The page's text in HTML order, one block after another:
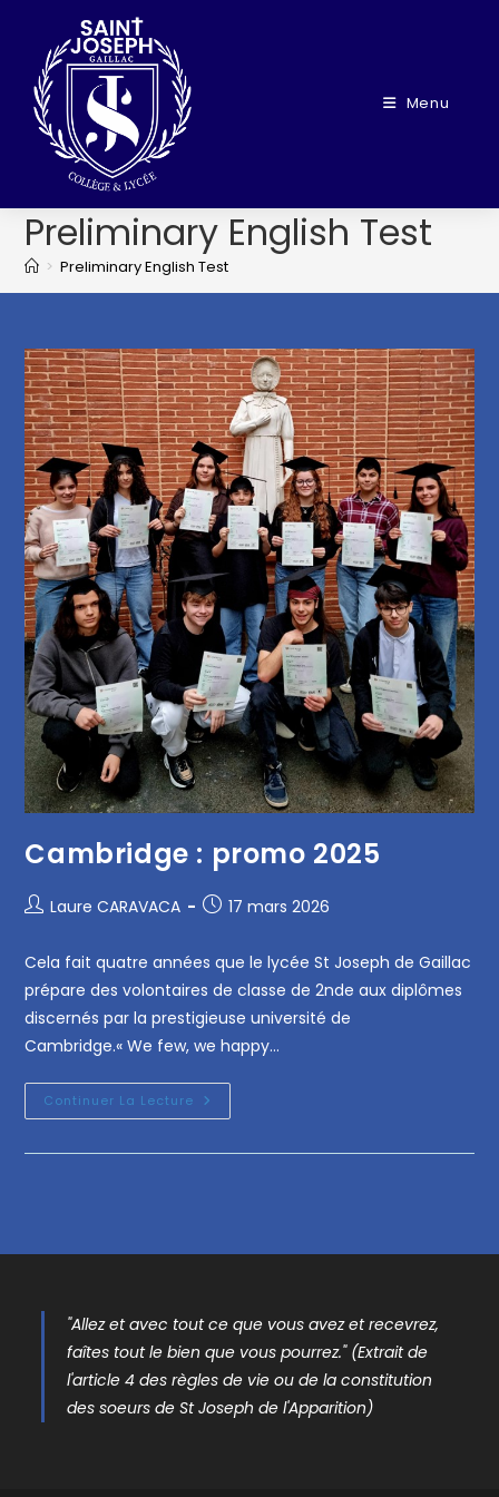
Menu
Preliminary English Test
> Preliminary English Test
Cambridge : promo 2025
Laure CARAVACA 17 mars 2026
Cela fait quatre années que le lycée St Joseph de Gaillac
prépare des volontaires de classe de 2nde aux diplômes
discernés par la prestigieuse université de
Cambridge.« We few, we happy…
Continuer La Lecture
"Allez et avec tout ce que vous avez et recevrez,
faîtes tout le bien que vous pourrez." (Extrait de
l'article 4 des règles de vie ou de la constitution
des soeurs de St Joseph de l'Apparition)